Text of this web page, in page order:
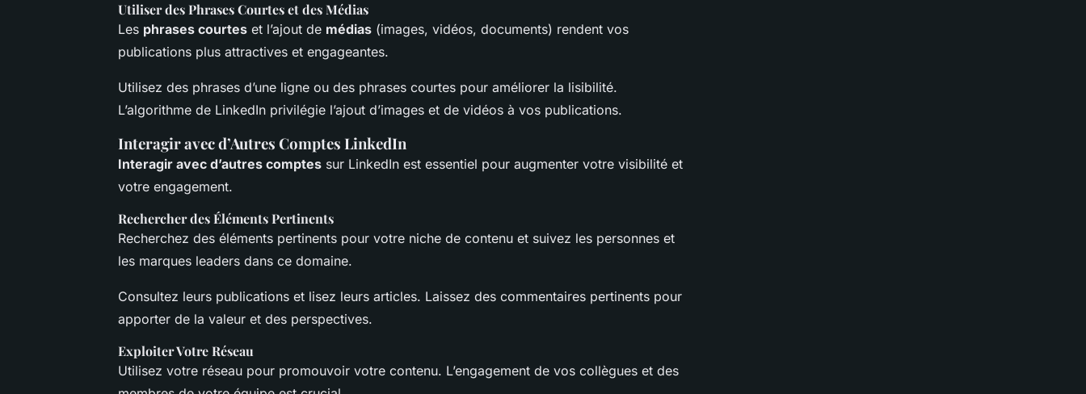
Utiliser des Phrases Courtes et des Médias
Les phrases courtes et l’ajout de médias (images, vidéos, documents) rendent vos
publications plus attractives et engageantes.
Utilisez des phrases d’une ligne ou des phrases courtes pour améliorer la lisibilité.
L’algorithme de LinkedIn privilégie l’ajout d’images et de vidéos à vos publications.
Interagir avec d’Autres Comptes LinkedIn
Interagir avec d’autres comptes sur LinkedIn est essentiel pour augmenter votre visibilité et
votre engagement.
Rechercher des Éléments Pertinents
Recherchez des éléments pertinents pour votre niche de contenu et suivez les personnes et
les marques leaders dans ce domaine.
Consultez leurs publications et lisez leurs articles. Laissez des commentaires pertinents pour
apporter de la valeur et des perspectives.
Exploiter Votre Réseau
Utilisez votre réseau pour promouvoir votre contenu. L’engagement de vos collègues et des